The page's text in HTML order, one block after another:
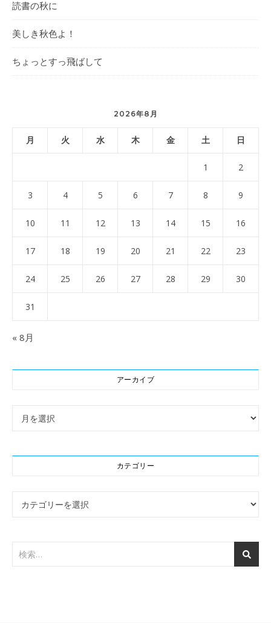
読書の秋に
美しき秋色よ！
ちょっとすっ飛ばして
2026年8月
月 火 水 木 金 土 日
1 2
3 4 5 6 7 8 9
10 11 12 13 14 15 16
17 18 19 20 21 22 23
24 25 26 27 28 29 30
31
« 8月
アーカイブ
アーカイブ
カテゴリー
カテゴリー